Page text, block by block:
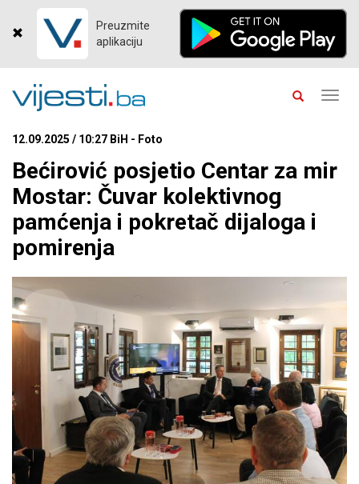
Preuzmite
aplikaciju
12.09.2025 / 10:27 BiH - Foto
Bećirović posjetio Centar za mir
Mostar: Čuvar kolektivnog
pamćenja i pokretač dijaloga i
pomirenja